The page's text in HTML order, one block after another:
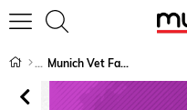
Munich Vet Farmatom Kanatlı Vitamini 5 litre